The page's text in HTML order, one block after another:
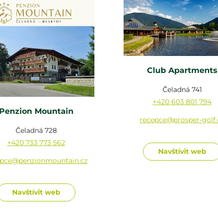
Mountain
Čeladná 728
+420 733 773 562
Navštívit web
Club Apartments
Čeladná 741
+420 603 801 794
recepce@prosper-
Navštívit web